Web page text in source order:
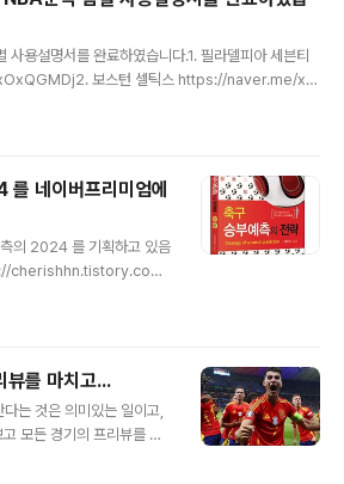
사용설명서를 완료하였습니다.​1. 필라델피아 세븐티
보스턴 셀틱스 https://naver.me/xO
GRo3de5v5. 워싱턴 위저즈 https://naver.me/G
포틀랜드 트레이블레이저스 https://naver.
직 https://naver.me/5fIWYTOM (무료공개)10.
네이버프리미엄에
의 2024 를 기획하고 있음
cherishhn.tistory.com/
%EC%A0%84%E
이 글
부터 네이버 프리미엄 연재
계라 적극적으로 오픈을
신 분들이 계셨습니다. 본
를 마치고...
는 것은 의미있는 일이고,
모든 경기의 프리뷰를 작